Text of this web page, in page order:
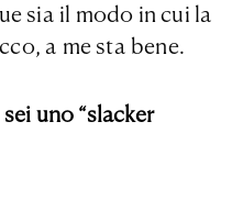
sia il modo in cui la
a me sta bene.
uno “slacker